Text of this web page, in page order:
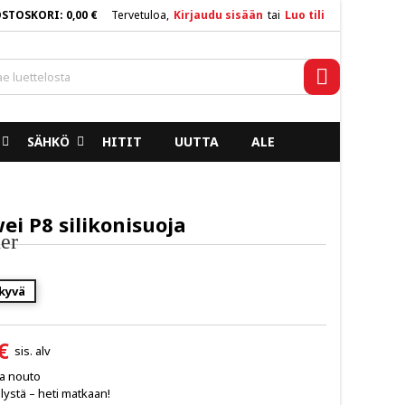
Tervetuloa, Kirjaudu sisään tai Luo tili
0,00 €
SÄHKÖ HITIT UUTTA ALE
P8 silikonisuoja
sis. alv
nouto
– heti matkaan!
×
×
×